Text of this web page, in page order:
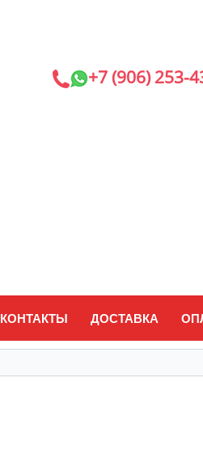
+7 (906) 253-
КОНТАКТЫ ДОСТАВКА